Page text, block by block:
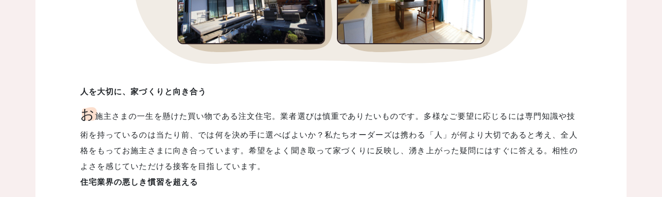
人を大切に、家づくりと向き合う
お施主さまの一生を懸けた買い物である注文住宅。業者選びは慎重でありたいものです。多様なご要望に応じるには専門知識や技
術を持っているのは当たり前、では何を決め手に選べばよいか？私たちオーダーズは携わる「人」が何より大切であると考え、全人
格をもってお施主さまに向き合っています。希望をよく聞き取って家づくりに反映し、湧き上がった疑問にはすぐに答える。相性の
よさを感じていただける接客を目指しています。
住宅業界の悪しき慣習を超える